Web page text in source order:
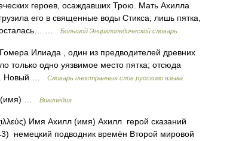
героев, осаждавших Трою. Мать Ахилла
его в священные воды Стикса; лишь пятка,
осталась… …
Большой Энциклопедический словарь
Илиада , один из предводителей древних
только одно уязвимое место пятка; отсюда
Новый …
Словарь иностранных слов русского языка
(имя) … Википедия
Имя Ахилл (имя) Ахилл герой сказаний
немецкий подводник времён Второй мировой